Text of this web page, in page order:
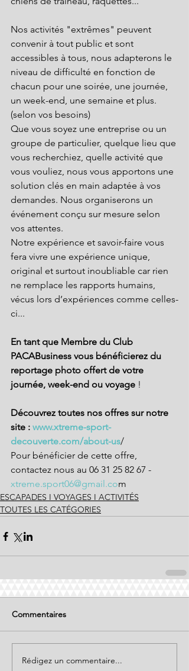
Nos activités "extrêmes" peuvent
convenir à tout public et sont
accessibles à tous, nous adapterons le
niveau de difficulté en fonction de
chacun pour une soirée, une journée,
un week-end, une semaine et plus.
(selon vos besoins)
Que vous soyez une entreprise ou un
groupe de particulier, quelque lieu que
vous recherchiez, quelle activité que
vous vouliez, nous vous apportons une
solution clés en main adaptée à vos
demandes. Nous organiserons un
événement conçu sur mesure selon
vos attentes.
Notre expérience et savoir-faire vous
fera vivre une expérience unique,
original et surtout inoubliable car rien
ne remplace les rapports humains,
vécus lors d’expériences comme celles-
ci...
En tant que Membre du Club
PACABusiness​ vous bénéficierez du
reportage photo offert de votre
journée, week-end ou voyage !
Découvrez toutes nos offres sur notre
site : www.xtreme-sport-
decouverte.com/about-us/
Pour bénéficier de cette offre,
contactez nous au 06 31 25 82 67 -
xtreme.sport06@gmail.com
ESCAPADES I VOYAGES I ACTIVITÉS
TOUTES LES CATÉGORIES
Commentaires
Rédigez un commentaire...